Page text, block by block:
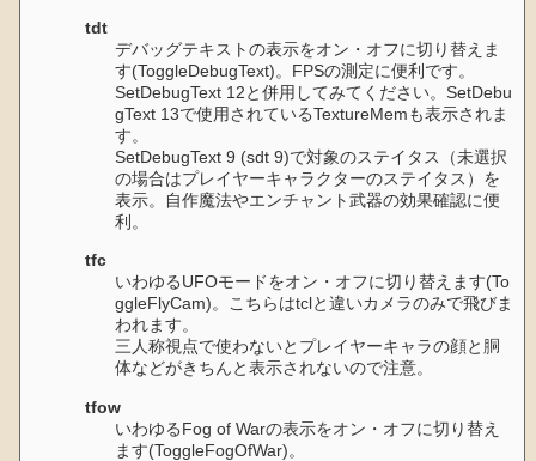
tdt
デバッグテキストの表示をオン・オフに切り替えま
す(ToggleDebugText)。FPSの測定に便利です。
SetDebugText 12と併用してみてください。SetDebu
gText 13で使用されているTextureMemも表示されま
す。
SetDebugText 9 (sdt 9)で対象のステイタス（未選択
の場合はプレイヤーキャラクターのステイタス）を
表示。自作魔法やエンチャント武器の効果確認に便
利。
tfc
いわゆるUFOモードをオン・オフに切り替えます(To
ggleFlyCam)。こちらはtclと違いカメラのみで飛びま
われます。
三人称視点で使わないとプレイヤーキャラの顔と胴
体などがきちんと表示されないので注意。
tfow
いわゆるFog of Warの表示をオン・オフに切り替え
ます(ToggleFogOfWar)。